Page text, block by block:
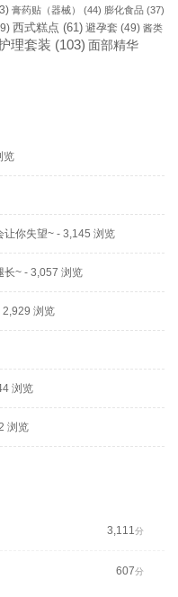
膏药贴（器械） (44) 膨化食品 (37)
西式糕点 (61) 避孕套 (49) 酱类
理套装 (103) 面部精华
览
让你失望~ - 3,145 浏览
长~ - 3,057 浏览
2,929 浏览
浏览
浏览
3,111分
607分